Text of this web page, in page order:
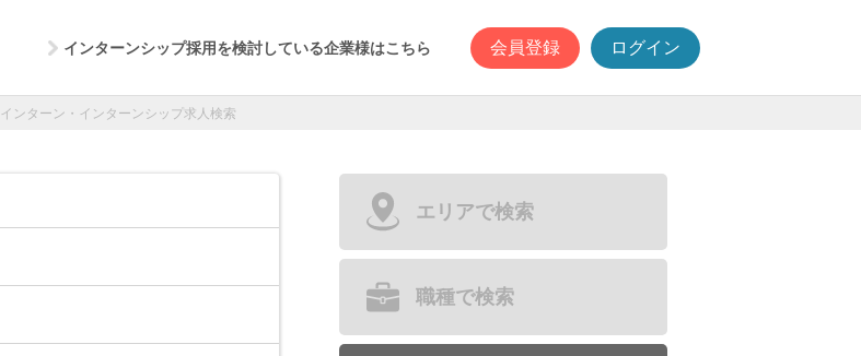
インターンシップ採用を検討している企業様はこちら 会員登録 ログイン
インターン・インターンシップ求人検索
エリアで検索
職種で検索